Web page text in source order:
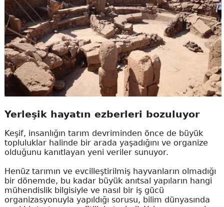
Yerleşik hayatın ezberleri bozuluyor
Keşif, insanlığın tarım devriminden önce de büyük
topluluklar halinde bir arada yaşadığını ve organize
olduğunu kanıtlayan yeni veriler sunuyor.
Henüz tarımın ve evcilleştirilmiş hayvanların olmadığı
bir dönemde, bu kadar büyük anıtsal yapıların hangi
mühendislik bilgisiyle ve nasıl bir iş gücü
organizasyonuyla yapıldığı sorusu, bilim dünyasında